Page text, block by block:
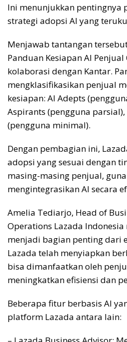
Ini menunjukkan pentingnya
strategi adopsi AI yang
Menjawab tantangan
Panduan Kesiapan AI
kolaborasi dengan Kantar.
mengklasifikasikan penjual
kesiapan: AI Adepts
Aspirants (pengguna parsial),
(pengguna minimal).
Dengan pembagian ini,
adopsi yang sesuai dengan
masing-masing penjual,
mengintegrasikan AI secara
Amelia Tediarjo, Head of
Operations Lazada Indonesia
menjadi bagian penting dari
Lazada telah menyiapkan
bisa dimanfaatkan oleh
meningkatkan efisiensi dan
Beberapa fitur berbasis AI
platform Lazada antara lain: